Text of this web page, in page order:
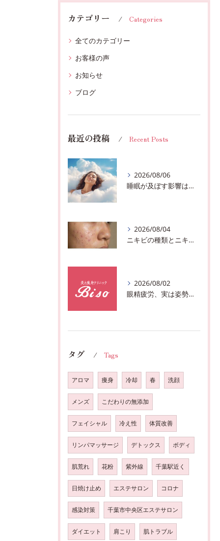
カテゴリー Categories
全てのカテゴリー
お客様の声
お知らせ
ブログ
最近の投稿 Recent Posts
2026/08/06
睡眠が及ぼす影響は？千葉市おすすめメニュー全身リンパマッサージで全身スッキリ♪
2026/08/04
ニキビの種類とニキビを作らないスキンケア方法♪千葉市中央区フェイシャルエステサロン
2026/08/02
眼精疲労、実は姿勢が原因かも?駅近おすすめメニュー全身リンパマッサージで全身スッキリ♪
タグ Tags
アロマ 痩身 冷却 春 洗顔
メンズ こだわりの無添加
フェイシャル 冷え性 体質改善
リンパマッサージ デトックス ボディ
肌荒れ 花粉 紫外線 千葉駅近く
日焼け止め エステサロン コロナ
感染対策 千葉市中央区エステサロン
ダイエット 肩こり 肌トラブル